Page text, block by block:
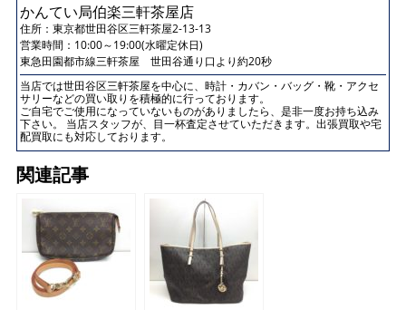
かんてい局伯楽三軒茶屋店
住所： 東京都世田谷区三軒茶屋2-13-13
営業時間：10:00～19:00(水曜定休日)
東急田園都市線三軒茶屋 世田谷通り口より約20秒
当店では世田谷区三軒茶屋を中心に、時計・カバン・バッグ・靴・アクセ
サリーなどの買い取りを積極的に行っております。
ご自宅でご使用になっていないものがありましたら、是非一度お持ち込み
下さい。 当店スタッフが、目一杯査定させていただきます。出張買取や宅
配買取にも対応しております。
関連記事